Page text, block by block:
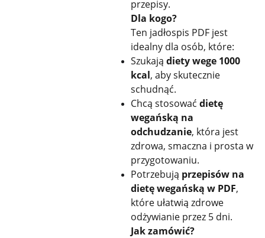
przepisy.
Dla kogo?
Ten jadłospis PDF jest
idealny dla osób, które:
Szukają diety wege 1000
kcal, aby skutecznie
schudnąć.
Chcą stosować dietę
wegańską na
odchudzanie, która jest
zdrowa, smaczna i prosta w
przygotowaniu.
Potrzebują przepisów na
dietę wegańską w PDF,
które ułatwią zdrowe
odżywianie przez 5 dni.
Jak zamówić?